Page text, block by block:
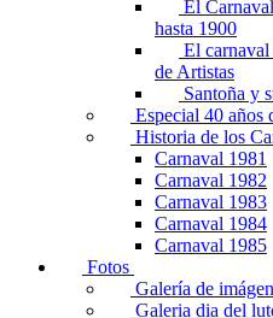
El
hasta 1900
El
de Artistas
Santoña y
Especial 40 años
Historia de los
Carnaval 1981
Carnaval 1982
Carnaval 1983
Carnaval 1984
Carnaval 1985
Fotos
Galería de
Galeria dia del